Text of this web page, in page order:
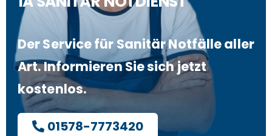
Der Service für Sanitär Notfälle aller
Art. Informieren Sie sich jetzt
kostenlos.
01578-7773420